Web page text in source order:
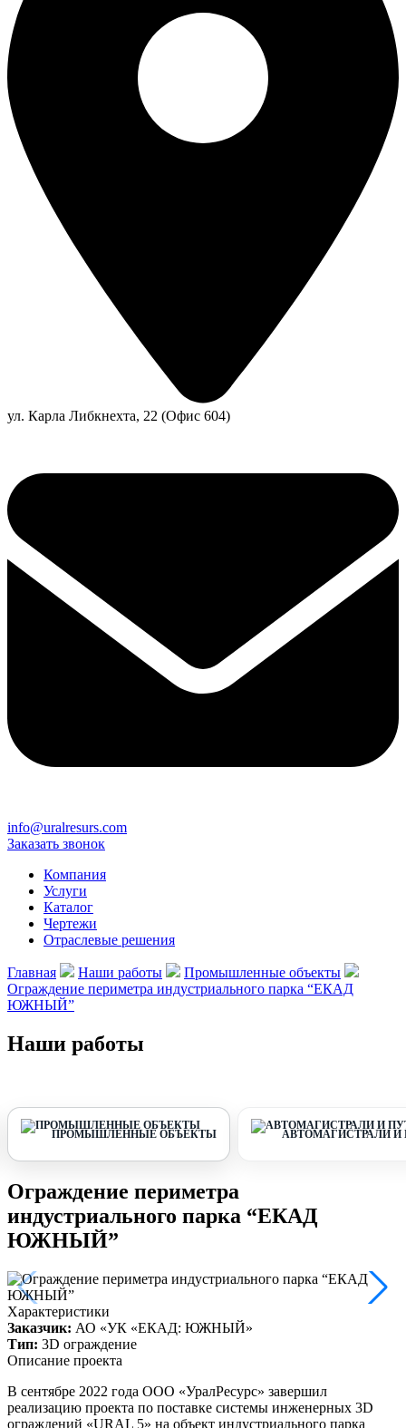
ул. Карла Либкнехта, 22 (Офис 604)
info@uralresurs.com
Заказать звонок
Компания
Услуги
Каталог
Чертежи
Отраслевые решения
Главная Наши работы
Промышленные объекты
Ограждение периметра индустриального парка “ЕКАД
ЮЖНЫЙ”
Наши работы
ПРОМЫШЛЕННЫЕ ОБЪЕКТЫ АВТОМАГИСТРАЛИ И
Ограждение периметра
индустриального парка “ЕКАД
ЮЖНЫЙ”
Характеристики
Заказчик: АО «УК «ЕКАД: ЮЖНЫЙ»
Тип: 3D ограждение
Описание проекта
В сентябре 2022 года ООО «УралРесурс» завершил
реализацию проекта по поставке системы инженерных 3D
ограждений «URAL 5» на объект индустриального парка